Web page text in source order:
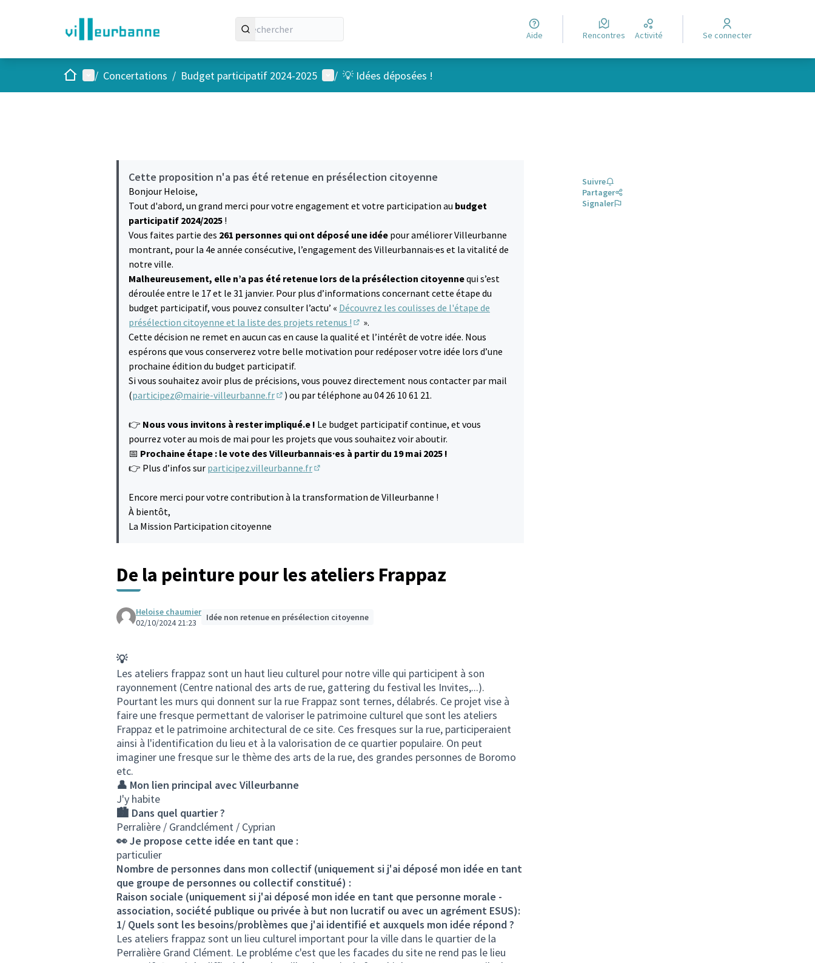
Aide Rencontres Activité Se connecter
AccueilMenu principal
/ Concertations / Budget participatif 2024-2025 Menu utilisateur
/ 💡 Idées déposées !
Cette proposition n'a pas été retenue en présélection citoyenne
Bonjour Heloise,
Tout d'abord, un grand merci pour votre engagement et votre participation au budget
participatif 2024/2025 !
Vous faites partie des 261 personnes qui ont déposé une idée pour améliorer Villeurbanne
montrant, pour la 4e année consécutive, l’engagement des Villeurbannais·es et la vitalité de
notre ville.
Malheureusement, elle n’a pas été retenue lors de la présélection citoyennequi s’est
déroulée entre le 17 et le 31 janvier. Pour plus d’informations concernant cette étape du
budget participatif, vous pouvez consulter l’actu’ « Découvrez les coulisses de l'étape de
présélection citoyenne et la liste des projets retenus !
(S'ouvre dans un nouvel onglet)
».
Cette décision ne remet en aucun cas en cause la qualité et l’intérêt de votre idée. Nous
espérons que vous conserverez votre belle motivation pour redéposer votre idée lors d’une
prochaine édition du budget participatif.
Si vous souhaitez avoir plus de précisions, vous pouvez directement nous contacter par mail
(participez@mairie-villeurbanne.fr
) ou par téléphone au 04 26 10 61 21.
👉 Nous vous invitons à rester impliqué.e ! Le budget participatif continue, et vous
pourrez voter au mois de mai pour les projets que vous souhaitez voir aboutir.
📅 Prochaine étape : le vote des Villeurbannais·es à partir du 19 mai 2025 !
👉 Plus d’infos sur participez.villeurbanne.fr
Encore merci pour votre contribution à la transformation de Villeurbanne !
À bientôt,
La Mission Participation citoyenne
De la peinture pour les ateliers Frappaz
Heloise chaumier
02/10/2024 21:23
Idée non retenue en présélection citoyenne
💡
Les ateliers frappaz sont un haut lieu culturel pour notre ville qui participent à son
rayonnement (Centre national des arts de rue, gattering du festival les Invites,...).
Pourtant les murs qui donnent sur la rue Frappaz sont ternes, délabrés. Ce projet vise à
faire une fresque permettant de valoriser le patrimoine culturel que sont les ateliers
Frappaz et le patrimoine architectural de ce site. Ces fresques sur la rue, participeraient
ainsi à l'identification du lieu et à la valorisation de ce quartier populaire. On peut
imaginer une fresque sur le thème des arts de la rue, des grandes personnes de Boromo
etc.
👤 Mon lien principal avec Villeurbanne
J'y habite
🏙️ Dans quel quartier ?
Perralière / Grandclément / Cyprian
👀 Je propose cette idée en tant que :
particulier
Nombre de personnes dans mon collectif (uniquement si j'ai déposé mon idée en tant
que groupe de personnes ou collectif constitué) :
Raison sociale (uniquement si j'ai déposé mon idée en tant que personne morale -
association, société publique ou privée à but non lucratif ou avec un agrément ESUS):
1/ Quels sont les besoins/problèmes que j'ai identifié et auxquels mon idée répond ?
Les ateliers frappaz sont un lieu culturel important pour la ville dans le quartier de la
Perralière Grand Clément. Le probléme c'est que les facades du site ne rend pas le lieu
Suivre
Partager
Signaler